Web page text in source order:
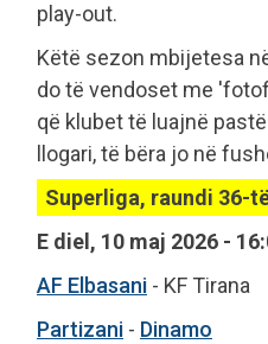
play-out.
Këtë sezon mbijetesa
do të vendoset me
që klubet të luajnë
llogari, të bëra jo në
Superliga, raundi 36-
E diel, 10 maj 2026 -
AF Elbasani - KF Tirana
Partizani - Dinamo